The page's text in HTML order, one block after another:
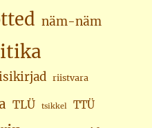
näm-näm
riistvara
TLÜ tsikkel TTÜ